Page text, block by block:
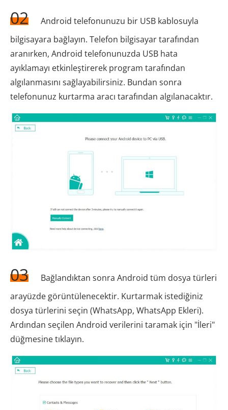
02
Android telefonunuzu bir USB kablosuyla
bilgisayara bağlayın. Telefon bilgisayar tarafından
aranırken, Android telefonunuzda USB hata
ayıklamayı etkinleştirerek program tarafından
algılanmasını sağlayabilirsiniz. Bundan sonra
telefonunuz kurtarma aracı tarafından algılanacaktır.
03
Bağlandıktan sonra Android tüm dosya türleri
arayüzde görüntülenecektir. Kurtarmak istediğiniz
dosya türlerini seçin (WhatsApp, WhatsApp Ekleri).
Ardından seçilen Android verilerini taramak için "İleri"
düğmesine tıklayın.